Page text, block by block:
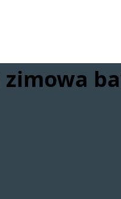
zimowa